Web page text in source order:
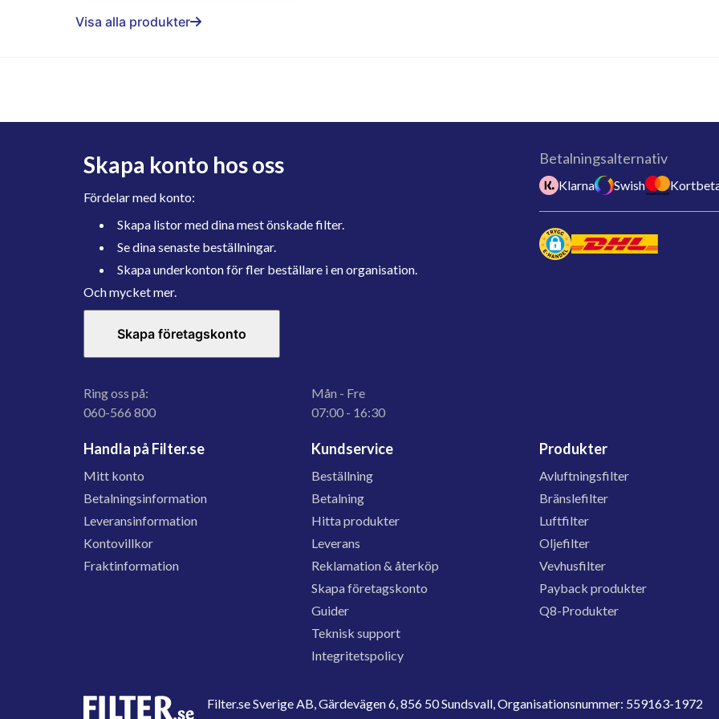
Visa alla produkter
Skapa konto hos oss
Fördelar med konto:
Skapa listor med dina mest önskade filter.
Se dina senaste beställningar.
Skapa underkonton för fler beställare i en organisation.
Och mycket mer.
Skapa företagskonto
Ring oss på:
060-566 800
Mån - Fre
07:00 - 16:30
Betalningsalternativ
Klarna Swish
Handla på Filter.se
Mitt konto
Betalningsinformation
Leveransinformation
Kontovillkor
Fraktinformation
Kundservice
Beställning
Betalning
Hitta produkter
Leverans
Reklamation & återköp
Skapa företagskonto
Guider
Teknisk support
Integritetspolicy
Produkter
Avluftningsfilter
Bränslefilter
Luftfilter
Oljefilter
Vevhusfilter
Payback produkter
Q8-Produkter
Filter.se Sverige AB, Gärdevägen 6, 856 50 Sundsvall, Organisationsnummer: 559163-1972